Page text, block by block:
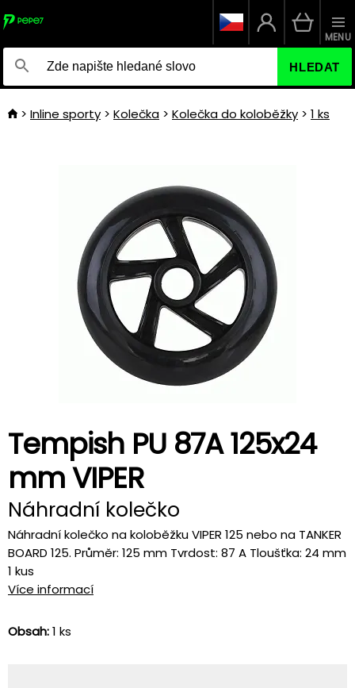
HLEDAT
MENU
Inline sporty Kolečka Kolečka do koloběžky 1 ks
Tempish PU 87A 125x24
mm VIPER
Náhradní kolečko
Náhradní kolečko na koloběžku VIPER 125 nebo na TANKER
BOARD 125. Průměr: 125 mm Tvrdost: 87 A Tloušťka: 24 mm
1 kus
Více informací
Obsah:1 ks